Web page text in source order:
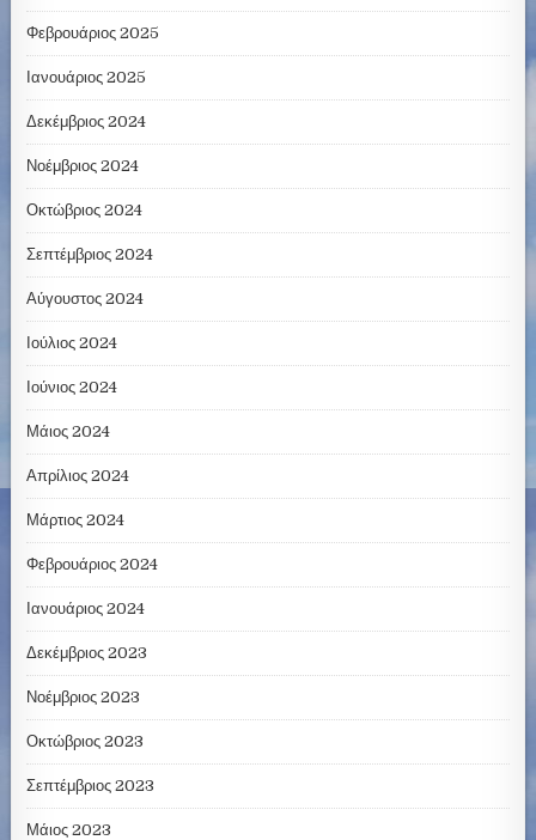
Φεβρουάριος 2025
Ιανουάριος 2025
Δεκέμβριος 2024
Νοέμβριος 2024
Οκτώβριος 2024
Σεπτέμβριος 2024
Αύγουστος 2024
Ιούλιος 2024
Ιούνιος 2024
Μάιος 2024
Απρίλιος 2024
Μάρτιος 2024
Φεβρουάριος 2024
Ιανουάριος 2024
Δεκέμβριος 2023
Νοέμβριος 2023
Οκτώβριος 2023
Σεπτέμβριος 2023
Μάιος 2023